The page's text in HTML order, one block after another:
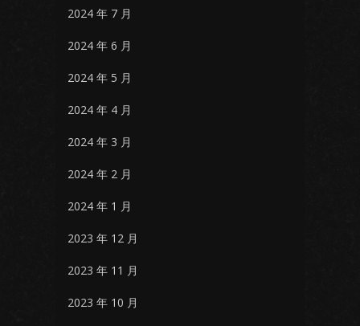
2024 年 7 月
2024 年 6 月
2024 年 5 月
2024 年 4 月
2024 年 3 月
2024 年 2 月
2024 年 1 月
2023 年 12 月
2023 年 11 月
2023 年 10 月